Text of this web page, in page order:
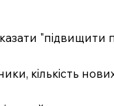
"підвищити
кількість нових